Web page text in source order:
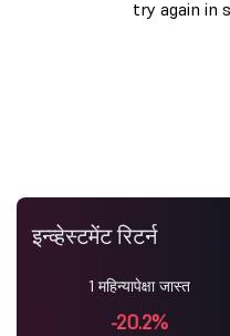
इन्व्हेस्टमेंट रिटर्न
1 महिन्यापेक्षा जास्त
-20.2%